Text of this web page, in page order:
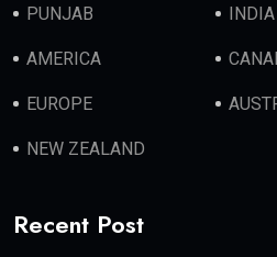
PUNJAB INDIA
AMERICA
EUROPE
NEW ZEALAND
Recent Post